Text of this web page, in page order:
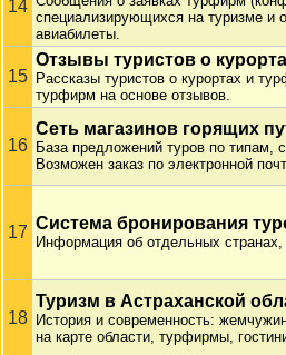
14
специализирующихся на туризме и
авиабилеты.
15
Отзывы туристов о
Рассказы туристов о курортах и
турфирм на основе отзывов.
16
Сеть магазинов горящих
База предложений туров по
Возможен заказ по электронной
17 Система бронирования
Информация об отдельных
18
Туризм в Астраханской
История и современность:
на карте области, турфирмы,